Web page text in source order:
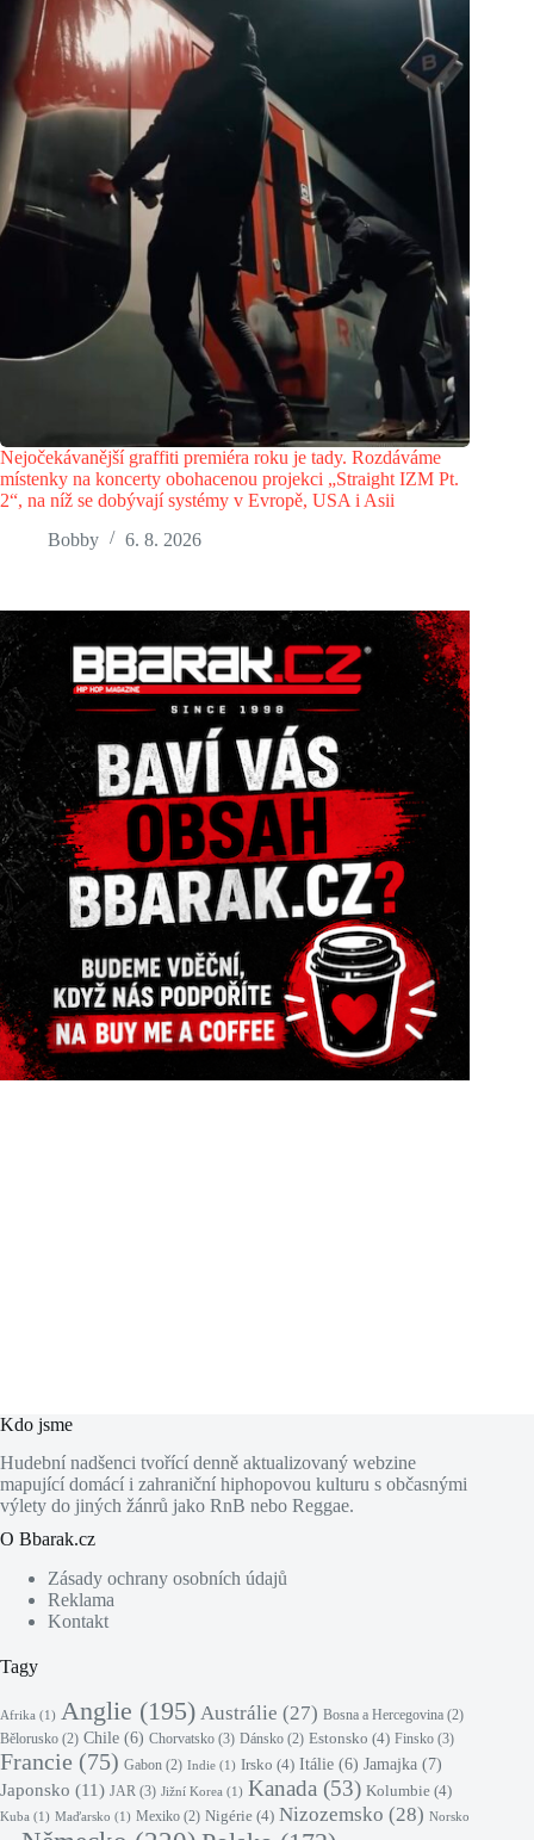
Nejočekávanější graffiti premiéra roku je tady. Rozdáváme
místenky na koncerty obohacenou projekci „Straight IZM Pt.
2“, na níž se dobývají systémy v Evropě, USA i Asii
Bobby
6. 8. 2026
Kdo jsme
Hudební nadšenci tvořící denně aktualizovaný webzine
mapující domácí i zahraniční hiphopovou kulturu s občasnými
výlety do jiných žánrů jako RnB nebo Reggae.
O Bbarak.cz
Zásady ochrany osobních údajů
Reklama
Kontakt
Tagy
Afrika (1) Anglie (195) Austrálie (27) Bosna a Hercegovina (2)
Bělorusko (2) Chile (6) Chorvatsko (3) Dánsko (2) Estonsko (4) Finsko (3)
Francie (75) Gabon (2) Indie (1) Irsko (4) Itálie (6) Jamajka (7)
Japonsko (11) JAR (3) Jižní Korea (1) Kanada (53) Kolumbie (4)
Kuba (1) Maďarsko (1) Mexiko (2) Nigérie (4) Nizozemsko (28) Norsko